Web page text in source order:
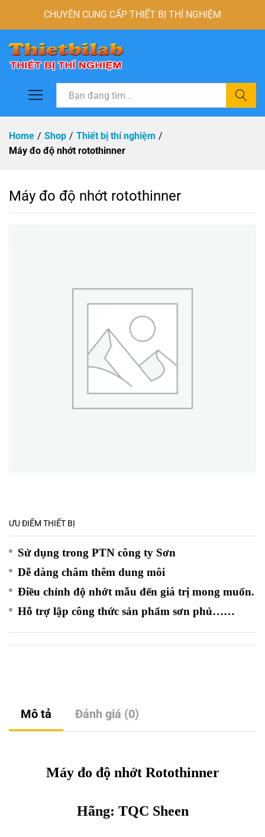
CHUYÊN CUNG CẤP THIẾT BỊ THÍ NGHIỆM
Tìm
Home / Shop / Thiết bị thí nghiệm /
Máy đo độ nhớt rotothinner
Máy đo độ nhớt rotothinner
ƯU ĐIỂM THIẾT BỊ
Sử dụng trong PTN công ty Sơn
Dễ dàng châm thêm dung môi
Điều chỉnh độ nhớt mẫu đến giá trị mong muốn.
Hỗ trợ lập công thức sản phẩm sơn phủ……
Mô tả Đánh giá (0)
Máy đo độ nhớt Rotothinner
Hãng: TQC Sheen